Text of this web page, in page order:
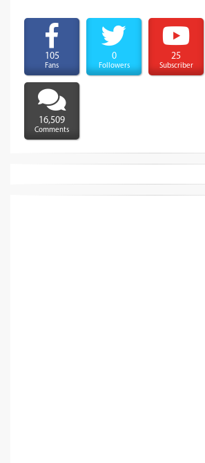
105
Fans
0
Followers
25
Subscriber
16,509
Comments